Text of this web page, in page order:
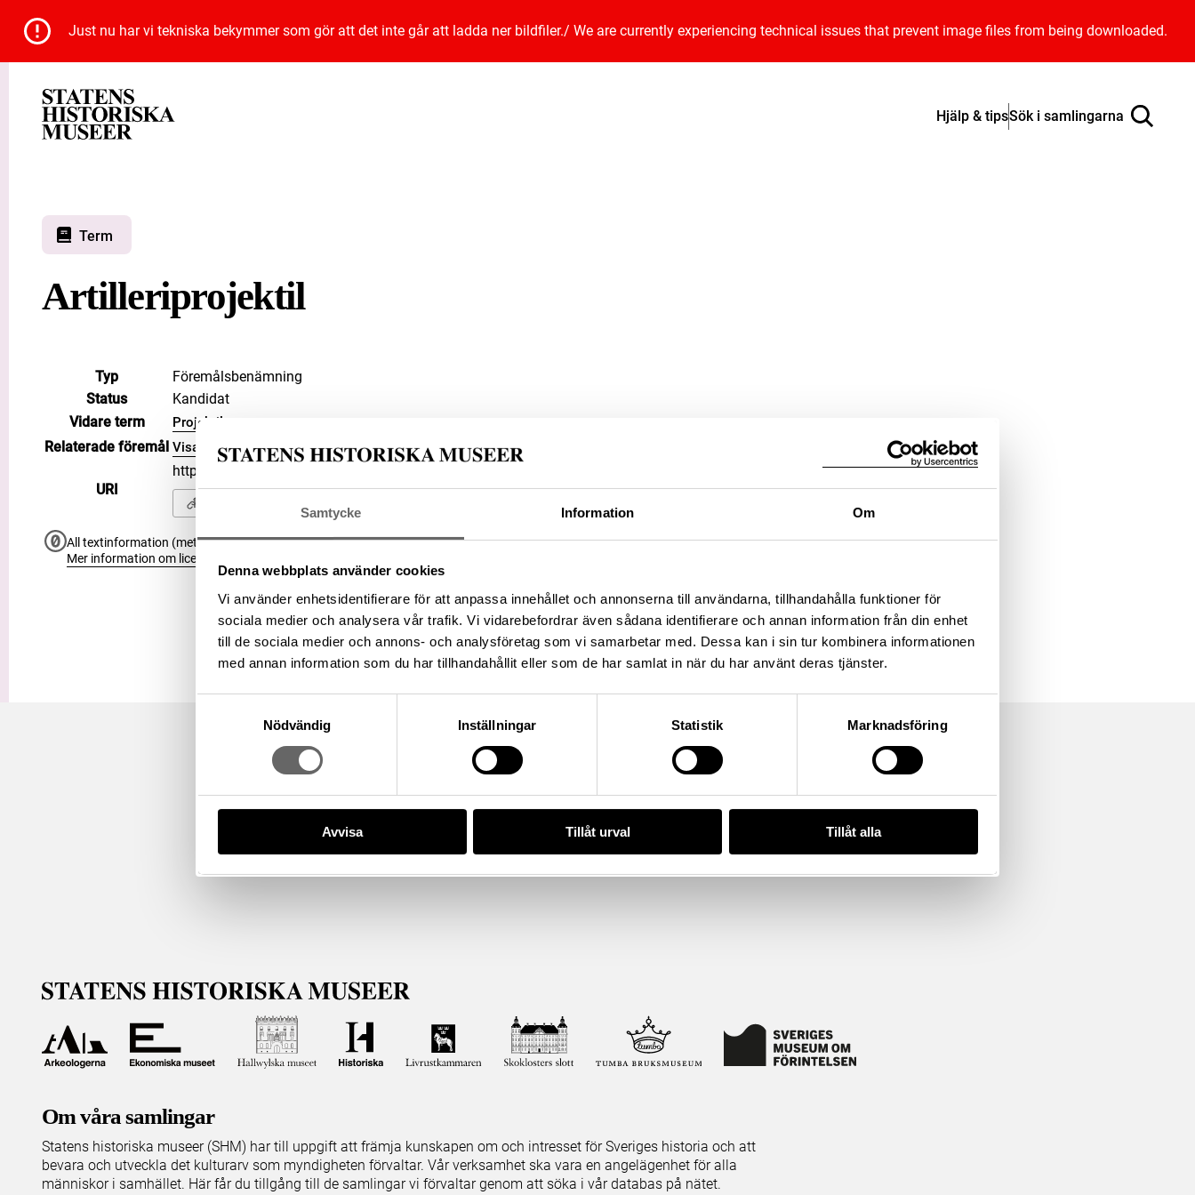
Samtycke Information Om
Denna webbplats använder cookies
Vi använder enhetsidentifierare för att anpassa innehållet och annonserna till användarna, tillhandahålla funktioner för
sociala medier och analysera vår trafik. Vi vidarebefordrar även sådana identifierare och annan information från din enhet
till de sociala medier och annons- och analysföretag som vi samarbetar med. Dessa kan i sin tur kombinera informationen
med annan information som du har tillhandahållit eller som de har samlat in när du har använt deras tjänster.
Nödvändig
Inställningar Statistik Marknadsföring
Avvisa Tillåt urval Tillåt alla
Just nu har vi tekniska bekymmer som gör att det inte går att ladda ner bildfiler./ We are currently experiencing technical issues that prevent image files from being downloaded.
Hjälp & tipsSök i samlingarna
Term
Artilleriprojektil
Typ
Föremålsbenämning
Status
Kandidat
Vidare term
Projektil
Relaterade föremål Visa 1 relaterat föremål
URI
https://samlingar.shm.se/term/0C7BFACA-5A5A-440A-A2A1-58C1034F94C0
Kopiera URI
All textinformation (metadata) på denna sida är fri att använda enligt licensen CC0.
Mer information om licenser hos Statens historiska museer.
Om våra samlingar
Statens historiska museer (SHM) har till uppgift att främja kunskapen om och intresset för Sveriges historia och att
bevara och utveckla det kulturarv som myndigheten förvaltar. Vår verksamhet ska vara en angelägenhet för alla
människor i samhället. Här får du tillgång till de samlingar vi förvaltar genom att söka i vår databas på nätet.